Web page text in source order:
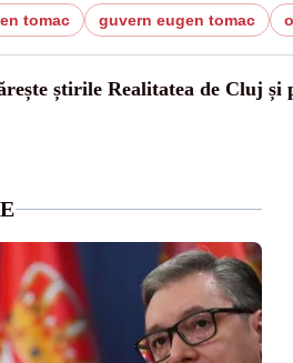
tomac guvern eugen tomac
știrile Realitatea de Cluj și